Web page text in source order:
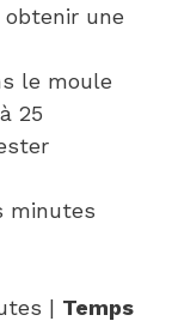
obtenir une
le moule
25
minutes
| Temps